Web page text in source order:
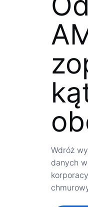
Wdróż
danych